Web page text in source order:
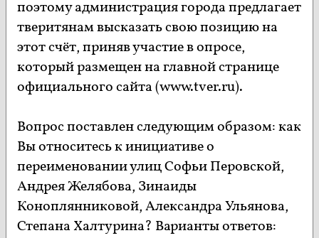
поэтому администрация города предлагает
тверитянам высказать свою позицию на
этот счёт, приняв участие в опросе,
который размещен на главной странице
официального сайта (www.tver.ru).
Вопрос поставлен следующим образом: как
Вы относитесь к инициативе о
переименовании улиц Софьи Перовской,
Андрея Желябова, Зинаиды
Коноплянниковой, Александра Ульянова,
Степана Халтурина? Варианты ответов: